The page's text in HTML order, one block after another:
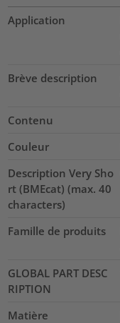
Application
Brève description
Contenu
Couleur
Description Very Sho
rt (BMEcat) (max. 40
characters)
Famille de produits
GLOBAL PART DESC
RIPTION
Matière